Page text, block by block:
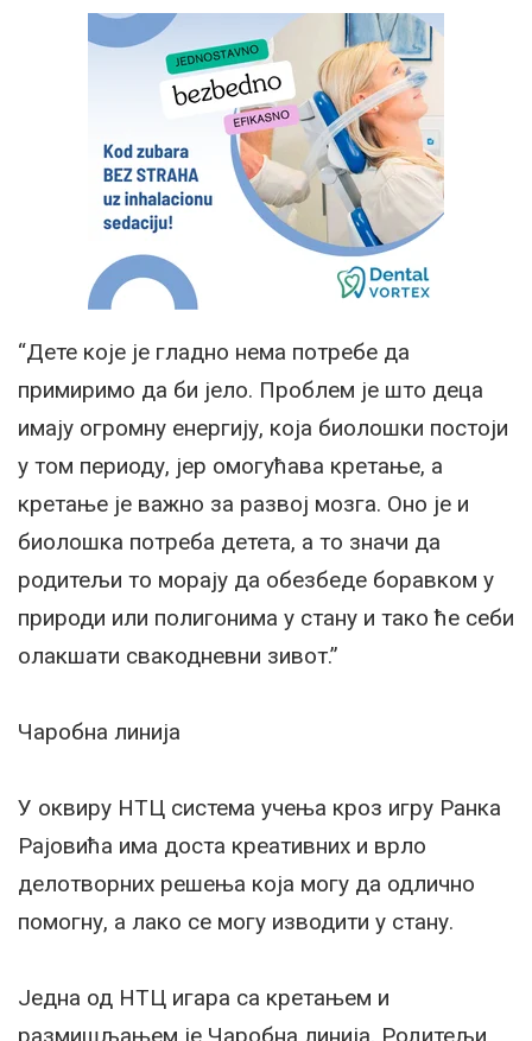
“Дете које је гладно нема потребе да
примиримо да би јело. Проблем је што деца
имају огромну енергију, која биолошки постоји
у том периоду, јер омогућава кретање, а
кретање је важно за развој мозга. Оно је и
биолошка потреба детета, а то значи да
родитељи то морају да обезбеде боравком у
природи или полигонима у стану и тако ће себи
олакшати свакодневни зивот.”
Чаробна линија
У оквиру НТЦ система учења кроз игру Ранка
Рајовића има доста креативних и врло
делотворних решења која могу да одлично
помогну, а лако се могу изводити у стану.
Једна од НТЦ игара са кретањем и
размишљањем је Чаробна линија. Родитељи